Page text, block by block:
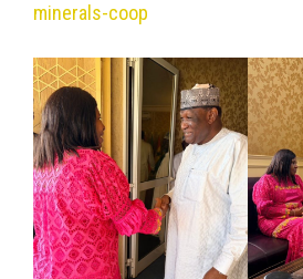
minerals-coop